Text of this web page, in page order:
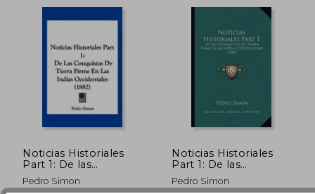
Noticias Historiales
Part 1: De las
Conquistas de Tierra
Firme en las Indias
Pedro Simon
Noticias Historiales
Part 1: De las
Conquistas de Tierra
Firme en las Indias
Pedro Simon